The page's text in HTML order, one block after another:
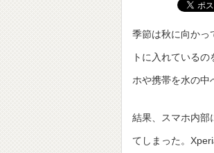
季節は秋に向かっ
トに入れている
ホや携帯を水の中
結果、スマホ内部
てしまった。